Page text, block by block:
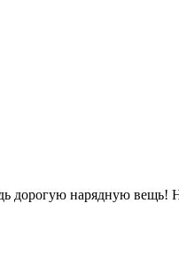
нарядную вещь!